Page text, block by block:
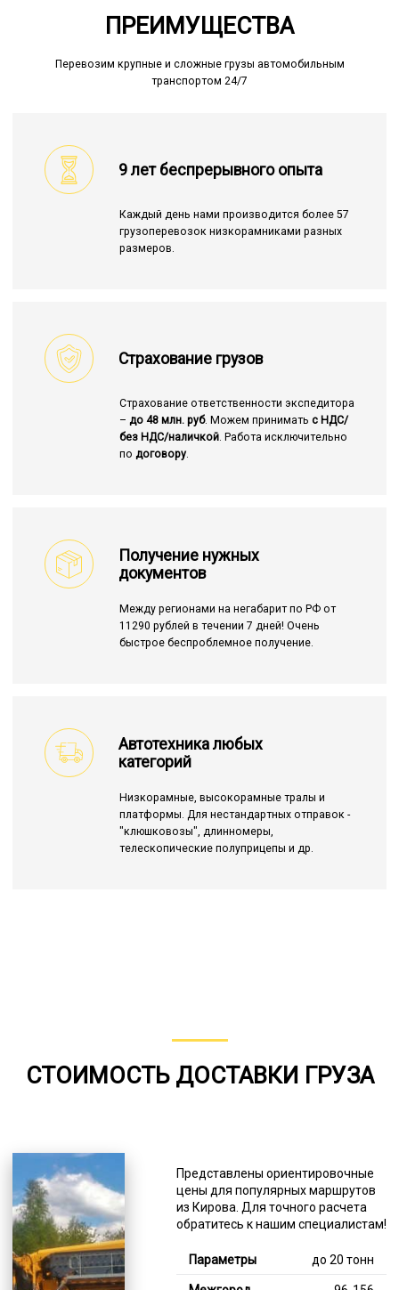
ПРЕИМУЩЕСТВА
Перевозим крупные и сложные грузы автомобильным
транспортом 24/7
9 лет беспрерывного опыта
Каждый день нами производится более 57
грузоперевозок низкорамниками разных
размеров.
Страхование грузов
Страхование ответственности экспедитора
– до 48 млн. руб. Можем принимать с НДС/
без НДС/наличкой. Работа исключительно
по договору.
Получение нужных
документов
Между регионами на негабарит по РФ от
11290 рублей в течении 7 дней! Очень
быстрое беспроблемное получение.
Автотехника любых
категорий
Низкорамные, высокорамные тралы и
платформы. Для нестандартных отправок -
"клюшковозы", длинномеры,
телескопические полуприцепы и др.
СТОИМОСТЬ ДОСТАВКИ ГРУЗА
Представлены ориентировочные
цены для популярных маршрутов
из Кирова. Для точного расчета
обратитесь к нашим специалистам!
до 20 тонн